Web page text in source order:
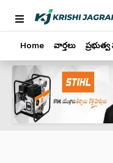
Home వార్తలు